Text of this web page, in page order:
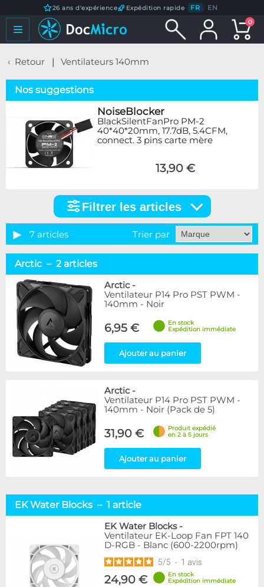
26 ans d'expérience Expédition rapide FR / EN
0
Retour Ventilateurs 140mm
Nos suggestions
NoiseBlocker
BlackSilentFanPro PM-2
40*40*20mm, 17.7dB, 5.4CFM,
connect. 3 pins carte mère
13,90 €
articles
Marque
Arctic
EK Water Blocks
NoiseBlocker
4
Disponibilité / Promotions
Articles en stock
Articles en promotions
Filtrer les articles
7 articles Trier par
Arctic – 2 articles
Arctic-
Ventilateur P14 Pro PST PWM -
140mm - Noir
6,95 €
En stock
Expédition immédiate
Ajouter au panier
Arctic-
Ventilateur P14 Pro PST PWM -
140mm - Noir (Pack de 5)
31,90 €
Produit expédié
en 2 à 5 jours
Ajouter au panier
EK Water Blocks – 1 article
EK Water Blocks-
Ventilateur EK-Loop Fan FPT 140
D-RGB - Blanc (600-2200rpm)
5/5 - 1 avis
24,90 €
En stock
Expédition immédiate